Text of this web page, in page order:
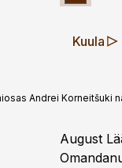
Kuula
Andrei Korneitšuki
August